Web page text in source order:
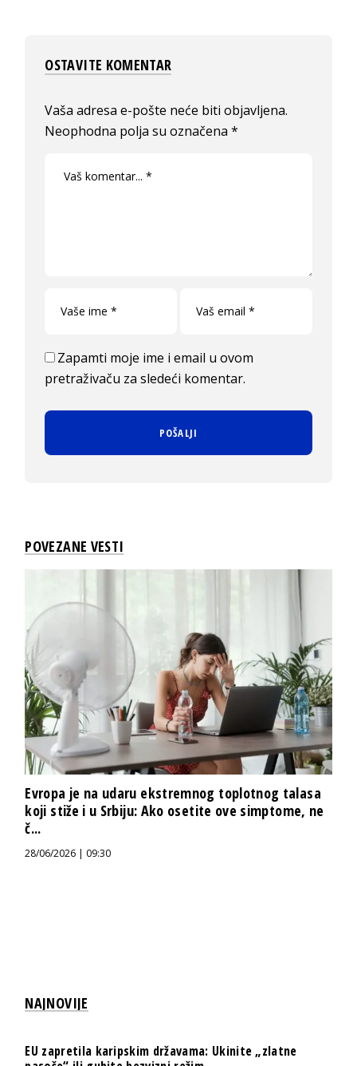
OSTAVITE KOMENTAR
Vaša adresa e-pošte neće biti objavljena.
Neophodna polja su označena*
Zapamti moje ime i email u ovom
pretraživaču za sledeći komentar.
POVEZANE VESTI
Evropa je na udaru ekstremnog toplotnog talasa
koji stiže i u Srbiju: Ako osetite ove simptome, ne
č...
28/06/2026 | 09:30
NAJNOVIJE
EU zapretila karipskim državama: Ukinite „zlatne